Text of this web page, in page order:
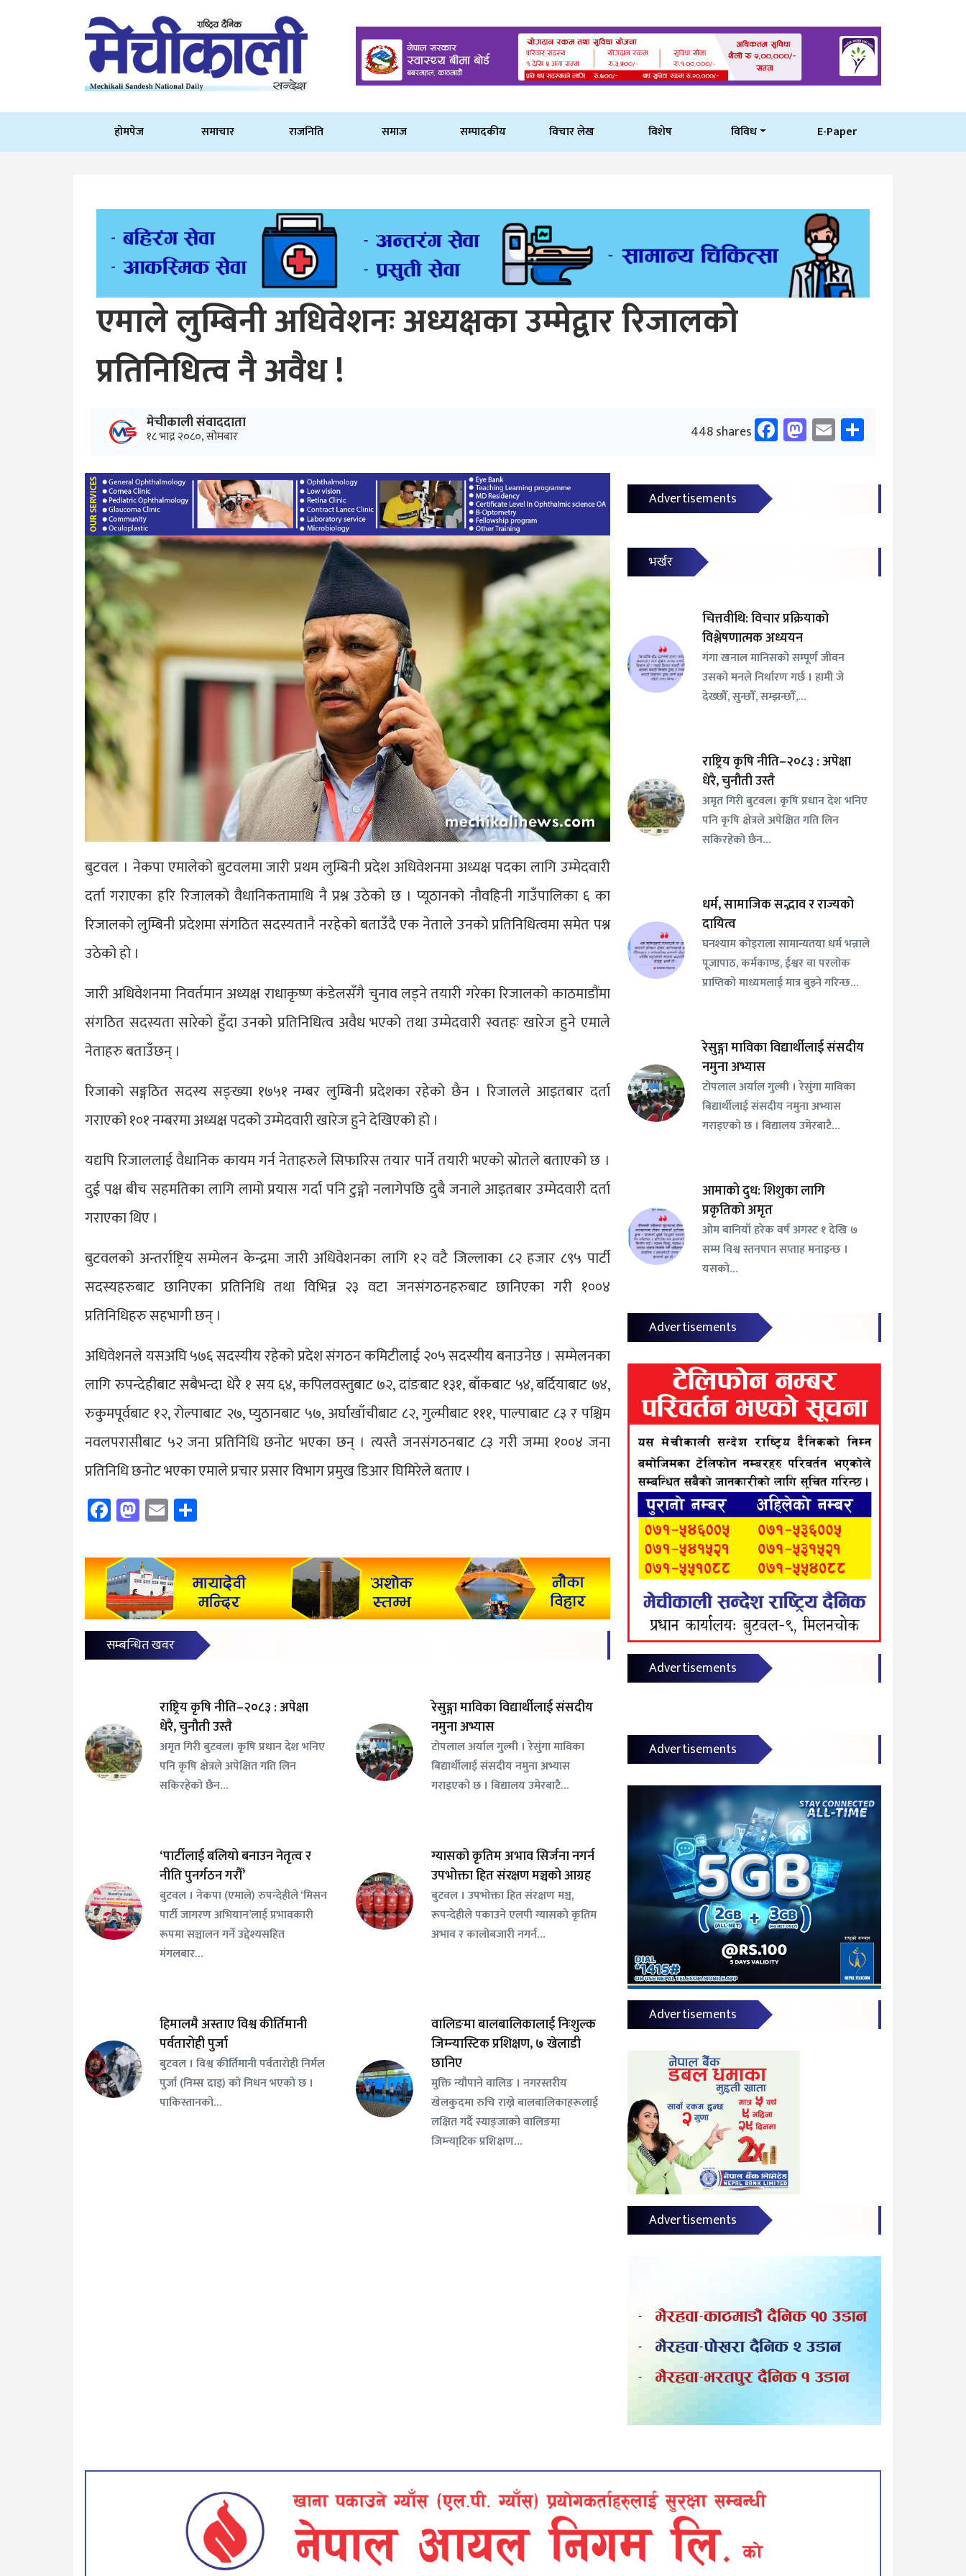
होमपेज समाचार राजनिति समाज सम्पादकीय विचार लेख विशेष विविध E-Paper
एमाले लुम्बिनी अधिवेशनः अध्यक्षका उम्मेद्वार रिजालको
प्रतिनिधित्व नै अवैध !
मेचीकाली संवाददाता
१८ भाद्र २०८०, सोमबार 448 shares Facebook
Mastodon
Email
बुटवल । नेकपा एमालेको बुटवलमा जारी प्रथम लुम्बिनी प्रदेश अधिवेशनमा अध्यक्ष पदका लागि उम्मेदवारी
दर्ता गराएका हरि रिजालको वैधानिकतामाथि नै प्रश्न उठेको छ । प्यूठानको नौवहिनी गाउँपालिका ६ का
रिजालको लुम्बिनी प्रदेशमा संगठित सदस्यतानै नरहेको बताउँदै एक नेताले उनको प्रतिनिधित्वमा समेत पश्न
उठेको हो ।
जारी अधिवेशनमा निवर्तमान अध्यक्ष राधाकृष्ण कंडेलसँगै चुनाव लड्ने तयारी गरेका रिजालको काठमाडौंमा
संगठित सदस्यता सारेको हुँदा उनको प्रतिनिधित्व अवैध भएको तथा उम्मेदवारी स्वतहः खारेज हुने एमाले
नेताहरु बताउँछन् ।
रिजाको सङ्गठित सदस्य सङ्ख्या १७५१ नम्बर लुम्बिनी प्रदेशका रहेको छैन । रिजालले आइतबार दर्ता
गराएको १०१ नम्बरमा अध्यक्ष पदको उम्मेदवारी खारेज हुने देखिएको हो ।
यद्यपि रिजाललाई वैधानिक कायम गर्न नेताहरुले सिफारिस तयार पार्ने तयारी भएको स्रोतले बताएको छ ।
दुई पक्ष बीच सहमतिका लागि लामो प्रयास गर्दा पनि टुङ्गो नलागेपछि दुबै जनाले आइतबार उम्मेदवारी दर्ता
गराएका थिए ।
बुटवलको अन्तर्राष्ट्रिय सम्मेलन केन्द्रमा जारी अधिवेशनका लागि १२ वटै जिल्लाका ८२ हजार ८९५ पार्टी
सदस्यहरुबाट छानिएका प्रतिनिधि तथा विभिन्न २३ वटा जनसंगठनहरुबाट छानिएका गरी १००४
प्रतिनिधिहरु सहभागी छन् ।
अधिवेशनले यसअघि ५७६ सदस्यीय रहेको प्रदेश संगठन कमिटीलाई २०५ सदस्यीय बनाउनेछ । सम्मेलनका
लागि रुपन्देहीबाट सबैभन्दा धेरै १ सय ६४, कपिलवस्तुबाट ७२, दांङबाट १३१, बाँकबाट ५४, बर्दियाबाट ७४,
रुकुमपूर्वबाट १२, रोल्पाबाट २७, प्युठानबाट ५७, अर्घाखाँचीबाट ८२, गुल्मीबाट १११, पाल्पाबाट ८३ र पश्चिम
नवलपरासीबाट ५२ जना प्रतिनिधि छनोट भएका छन् । त्यस्तै जनसंगठनबाट ८३ गरी जम्मा १००४ जना
प्रतिनिधि छनोट भएका एमाले प्रचार प्रसार विभाग प्रमुख डिआर घिमिरेले बताए ।
Facebook
Mastodon
Email
सम्बन्धित खवर
राष्ट्रिय कृषि नीति–२०८३ : अपेक्षा
धेरै, चुनौती उस्तै
अमृत गिरी बुटवल। कृषि प्रधान देश भनिए
पनि कृषि क्षेत्रले अपेक्षित गति लिन
सकिरहेको छैन…
रेसुङ्गा माविका विद्यार्थीलाई संसदीय
नमुना अभ्यास
टोपलाल अर्याल गुल्मी । रेसुंगा माविका
बिद्यार्थीलाई संसदीय नमुना अभ्यास
गराइएको छ । बिद्यालय उमेरबाटै…
‘पार्टीलाई बलियो बनाउन नेतृत्व र
नीति पुनर्गठन गरौँ’
बुटवल । नेकपा (एमाले) रुपन्देहीले ‘मिसन
पार्टी जागरण अभियान’लाई प्रभावकारी
रूपमा सञ्चालन गर्ने उद्देश्यसहित
मंगलबार…
ग्यासको कृतिम अभाव सिर्जना नगर्न
उपभोक्ता हित संरक्षण मञ्चको आग्रह
बुटवल । उपभोक्ता हित संरक्षण मञ्च,
रूपन्देहीले पकाउने एलपी ग्यासको कृतिम
अभाव र कालोबजारी नगर्न…
हिमालमै अस्ताए विश्व कीर्तिमानी
पर्वतारोही पुर्जा
बुटवल । विश्व कीर्तिमानी पर्वतारोही निर्मल
पुर्जा (निम्स दाइ) को निधन भएको छ ।
पाकिस्तानको…
वालिङमा बालबालिकालाई निःशुल्क
जिम्न्यास्टिक प्रशिक्षण, ७ खेलाडी
छानिए
​मुक्ति न्यौपाने वालिङ । नगरस्तरीय
खेलकुदमा रुचि राख्ने बालबालिकाहरूलाई
लक्षित गर्दै स्याङ्जाको वालिङमा
जिम्न्या्टिक प्रशिक्षण…
Advertisements
भर्खर
चित्तवीथि: विचार प्रक्रियाको
विश्लेषणात्मक अध्ययन
गंगा खनाल मानिसको सम्पूर्ण जीवन
उसको मनले निर्धारण गर्छ । हामी जे
देख्छौँ, सुन्छौँ, सम्झन्छौँ,…
राष्ट्रिय कृषि नीति–२०८३ : अपेक्षा
धेरै, चुनौती उस्तै
अमृत गिरी बुटवल। कृषि प्रधान देश भनिए
पनि कृषि क्षेत्रले अपेक्षित गति लिन
सकिरहेको छैन…
धर्म, सामाजिक सद्भाव र राज्यको
दायित्व
घनश्याम कोइराला सामान्यतया धर्म भन्नाले
पूजापाठ, कर्मकाण्ड, ईश्वर वा परलोक
प्राप्तिको माध्यमलाई मात्र बुझ्ने गरिन्छ…
रेसुङ्गा माविका विद्यार्थीलाई संसदीय
नमुना अभ्यास
टोपलाल अर्याल गुल्मी । रेसुंगा माविका
बिद्यार्थीलाई संसदीय नमुना अभ्यास
गराइएको छ । बिद्यालय उमेरबाटै…
आमाको दुध: शिशुका लागि
प्रकृतिको अमृत
ओम बानियाँ हरेक वर्ष अगस्ट १ देखि ७
सम्म विश्व स्तनपान सप्ताह मनाइन्छ ।
यसको…
Advertisements
Advertisements
Advertisements
Advertisements
Advertisements